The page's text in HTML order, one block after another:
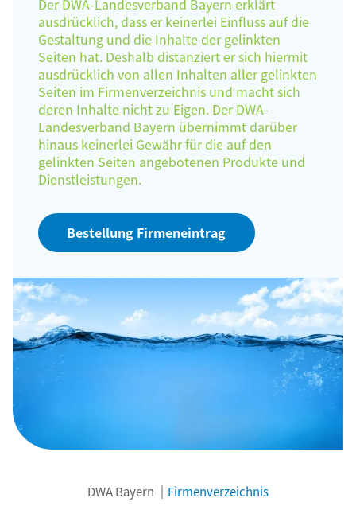
Der DWA-Landesverband Bayern erklärt
ausdrücklich, dass er keinerlei Einfluss auf die
Gestaltung und die Inhalte der gelinkten
Seiten hat. Deshalb distanziert er sich hiermit
ausdrücklich von allen Inhalten aller gelinkten
Seiten im Firmenverzeichnis und macht sich
deren Inhalte nicht zu Eigen. Der DWA-
Landesverband Bayern übernimmt darüber
hinaus keinerlei Gewähr für die auf den
gelinkten Seiten angebotenen Produkte und
Dienstleistungen.
Bestellung Firmeneintrag
DWA Bayern Firmenverzeichnis